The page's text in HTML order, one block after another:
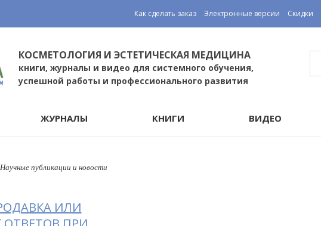
Как сделать заказ Электронные версии Скидки
КОСМЕТОЛОГИЯ И ЭСТЕТИЧЕСКАЯ МЕДИЦИНА
книги, журналы и видео для системного обучения,
успешной работы и профессионального развития
ЖУРНАЛЫ КНИГИ ВИДЕО
Научные публикации и новости
ИЛИ